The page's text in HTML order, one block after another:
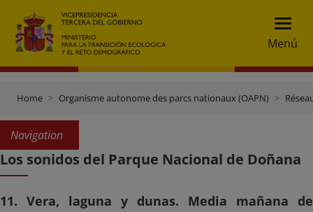
Menú
Home Organisme autonome des parcs nationaux (OAPN)
Navigation
Los sonidos del Parque Nacional de Doñana
11. Vera, laguna y dunas. Media mañana de